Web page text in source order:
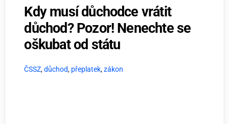
Kdy musí důchodce vrátit
důchod? Pozor! Nenechte se
oškubat od státu
ČSSZ,důchod, přeplatek,zákon